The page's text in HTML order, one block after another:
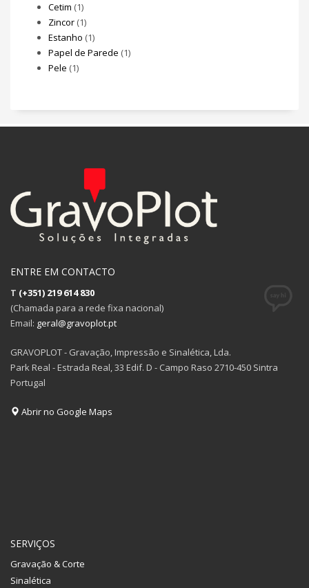
Cetim (1)
Zincor (1)
Estanho (1)
Papel de Parede (1)
Pele (1)
ENTRE EM CONTACTO
T (+351) 219 614 830
(Chamada para a rede fixa nacional)
Email: geral@gravoplot.pt
GRAVOPLOT - Gravação, Impressão e Sinalética, Lda.
Park Real - Estrada Real, 33 Edif. D - Campo Raso 2710-450 Sintra
Portugal
Abrir no Google Maps
SERVIÇOS
Gravação & Corte
Sinalética